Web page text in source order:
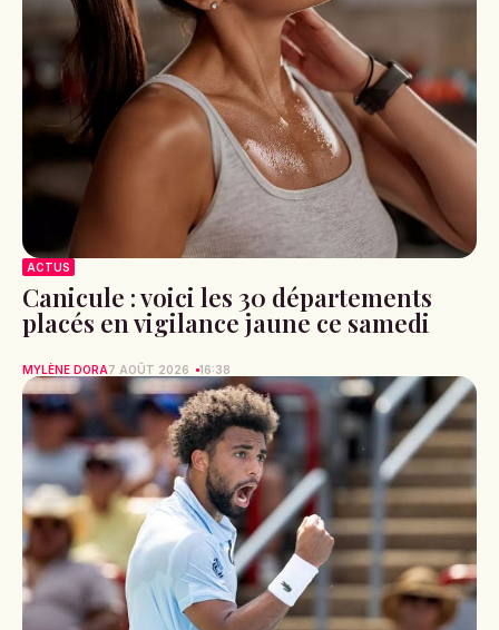
ACTUS
Canicule : voici les 30 départements
placés en vigilance jaune ce samedi
MYLÈNE DORA7 AOÛT 2026 16:38